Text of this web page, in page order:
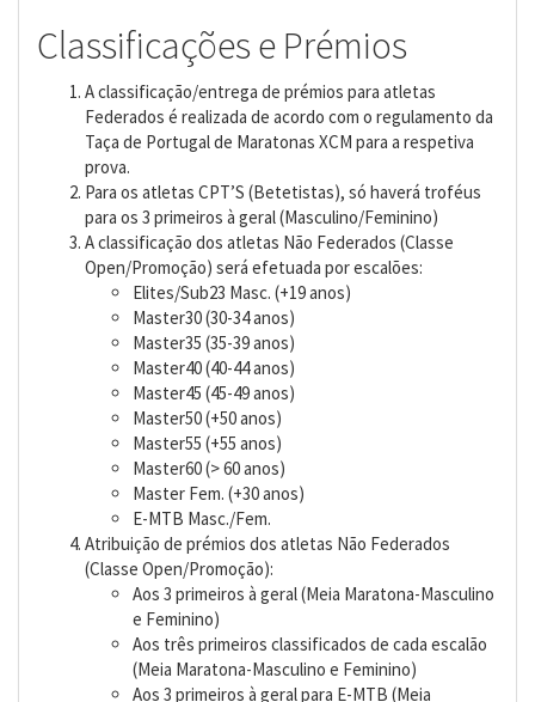
Classificações e Prémios
A classificação/entrega de prémios para atletas
Federados é realizada de acordo com o regulamento da
Taça de Portugal de Maratonas XCM para a respetiva
prova.
Para os atletas CPT’S (Betetistas), só haverá troféus
para os 3 primeiros à geral (Masculino/Feminino)
A classificação dos atletas Não Federados (Classe
Open/Promoção) será efetuada por escalões:
Elites/Sub23 Masc. (+19 anos)
Master30 (30-34 anos)
Master35 (35-39 anos)
Master40 (40-44 anos)
Master45 (45-49 anos)
Master50 (+50 anos)
Master55 (+55 anos)
Master60 (> 60 anos)
Master Fem. (+30 anos)
E-MTB Masc./Fem.
Atribuição de prémios dos atletas Não Federados
(Classe Open/Promoção):
Aos 3 primeiros à geral (Meia Maratona-Masculino
e Feminino)
Aos três primeiros classificados de cada escalão
(Meia Maratona-Masculino e Feminino)
Aos 3 primeiros à geral para E-MTB (Meia